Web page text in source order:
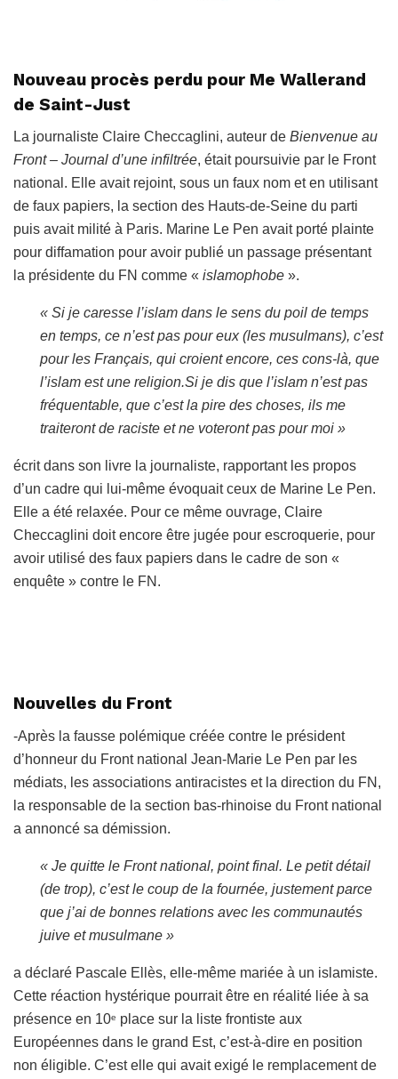
Nouveau procès perdu pour Me Wallerand
de Saint-Just
La journaliste Claire Checcaglini, auteur de Bienvenue au
Front – Journal d’une infiltrée, était poursuivie par le Front
national. Elle avait rejoint, sous un faux nom et en utilisant
de faux papiers, la section des Hauts-de-Seine du parti
puis avait milité à Paris. Marine Le Pen avait porté plainte
pour diffamation pour avoir publié un passage présentant
la présidente du FN comme « islamophobe ».
« Si je caresse l’islam dans le sens du poil de temps
en temps, ce n’est pas pour eux (les musulmans), c’est
pour les Français, qui croient encore, ces cons-là, que
l’islam est une religion.Si je dis que l’islam n’est pas
fréquentable, que c’est la pire des choses, ils me
traiteront de raciste et ne voteront pas pour moi »
écrit dans son livre la journaliste, rapportant les propos
d’un cadre qui lui-même évoquait ceux de Marine Le Pen.
Elle a été relaxée. Pour ce même ouvrage, Claire
Checcaglini doit encore être jugée pour escroquerie, pour
avoir utilisé des faux papiers dans le cadre de son «
enquête » contre le FN.
Nouvelles du Front
-Après la fausse polémique créée contre le président
d’honneur du Front national Jean-Marie Le Pen par les
médiats, les associations antiracistes et la direction du FN,
la responsable de la section bas-rhinoise du Front national
a annoncé sa démission.
« Je quitte le Front national, point final. Le petit détail
(de trop), c’est le coup de la fournée, justement parce
que j’ai de bonnes relations avec les communautés
juive et musulmane »
a déclaré Pascale Ellès, elle-même mariée à un islamiste.
Cette réaction hystérique pourrait être en réalité liée à sa
présence en 10e place sur la liste frontiste aux
Européennes dans le grand Est, c’est-à-dire en position
non éligible. C’est elle qui avait exigé le remplacement de